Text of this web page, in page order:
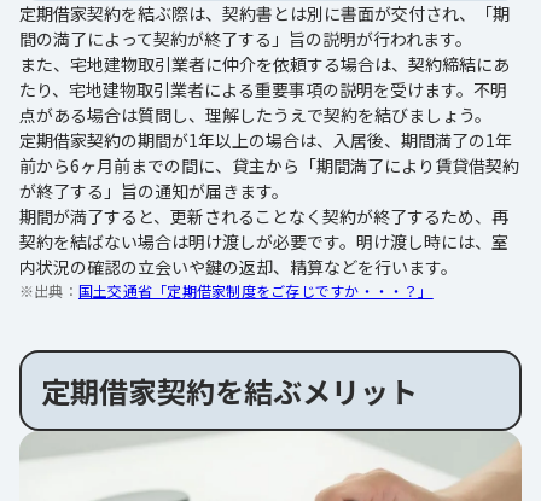
定期借家契約を結ぶ際は、契約書とは別に書面が交付され、「期
間の満了によって契約が終了する」旨の説明が行われます。
また、宅地建物取引業者に仲介を依頼する場合は、契約締結にあ
たり、宅地建物取引業者による重要事項の説明を受けます。不明
点がある場合は質問し、理解したうえで契約を結びましょう。
定期借家契約の期間が1年以上の場合は、入居後、期間満了の1年
前から6ヶ月前までの間に、貸主から「期間満了により賃貸借契約
が終了する」旨の通知が届きます。
期間が満了すると、更新されることなく契約が終了するため、再
契約を結ばない場合は明け渡しが必要です。明け渡し時には、室
内状況の確認の立会いや鍵の返却、精算などを行います。
※出典： 国土交通省「定期借家制度をご存じですか・・・？」
定期借家契約を結ぶメリット